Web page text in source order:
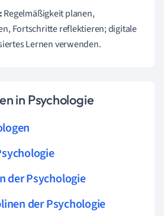
Regelmäßigkeit planen,
Fortschritte reflektieren; digitale
Lernen verwenden.
in Psychologie
der Psychologie
der Psychologie